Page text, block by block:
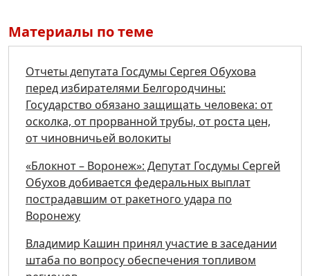
Материалы по теме
Отчеты депутата Госдумы Сергея Обухова
перед избирателями Белгородчины:
Государство обязано защищать человека: от
осколка, от прорванной трубы, от роста цен,
от чиновничьей волокиты
«Блокнот – Воронеж»: Депутат Госдумы Сергей
Обухов добивается федеральных выплат
пострадавшим от ракетного удара по
Воронежу
Владимир Кашин принял участие в заседании
штаба по вопросу обеспечения топливом